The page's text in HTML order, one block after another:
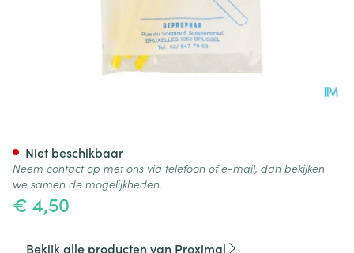
€ 4,50
Niet beschikbaar
Neem contact op met ons via telefoon of e-mail, dan bekijken
we samen de mogelijkheden.
Bekijk alle producten van Proximal